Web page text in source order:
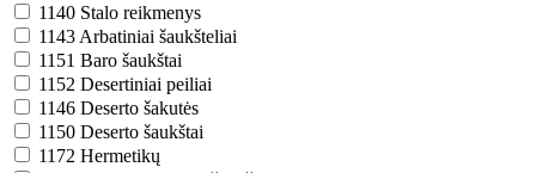
1140 Stalo reikmenys
1143 Arbatiniai šaukšteliai
1151 Baro šaukštai
1152 Desertiniai peiliai
1146 Deserto šakutės
1150 Deserto šaukštai
1172 Hermetikų